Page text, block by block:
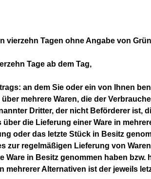
vierzehn Tagen ohne Angabe von
Tage ab dem Tag,
an dem Sie oder ein von Ihnen
über mehrere Waren, die der
Dritter, der nicht Beförderer ist,
über die Lieferung einer Ware in
oder das letzte Stück in Besitz
zur regelmäßigen Lieferung von
Ware in Besitz genommen haben bzw.
mehrerer Alternativen ist der jeweils